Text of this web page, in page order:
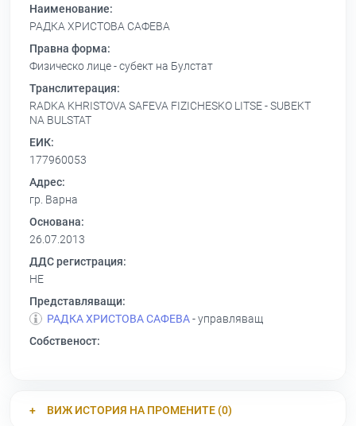
Наименование:
РАДКА ХРИСТОВА САФЕВА
Правна форма:
Физическо лице - субект на Булстат
Транслитерация:
RADKA KHRISTOVA SAFEVA FIZICHESKO LITSE - SUBEKT
NA BULSTAT
ЕИК:
177960053
Адрес:
гр. Варна
Основана:
26.07.2013
ДДС регистрация:
НЕ
Представляващи:
РАДКА ХРИСТОВА САФЕВА- управляващ
Собственост:
ВИЖ ИСТОРИЯ НА ПРОМЕНИТЕ (0)